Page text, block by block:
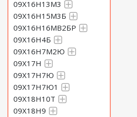
09Х16Н13М3
09Х16Н15М3Б
09Х16Н16МВ2БР
09Х16Н4Б
09Х16Н7М2Ю
09Х17Н
09Х17Н7Ю
09Х17Н7Ю1
09Х18Н10Т
09Х18Н9